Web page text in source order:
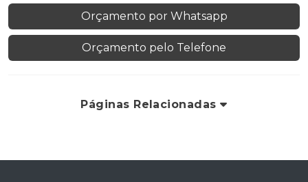
Orçamento por Whatsapp
Orçamento pelo Telefone
Páginas Relacionadas